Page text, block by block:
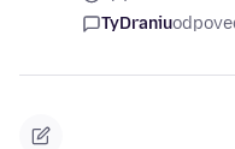
TyDraniu